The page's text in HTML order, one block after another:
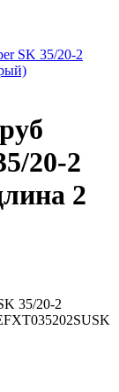
SK 35/20-2
20-2
2